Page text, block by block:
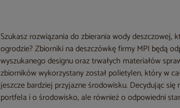
Szukasz rozwiązania do zbierania wody deszczowej,
ogrodzie? Zbiorniki na deszczówkę firmy MPI będą
wyszukanego designu oraz trwałych materiałów
zbiorników wykorzystany został polietylen, który w
jeszcze bardziej przyjazne środowisku. Decydując
portfela i o środowisko, ale również o odpowiedni